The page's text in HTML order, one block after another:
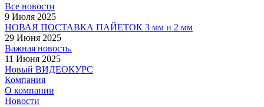
Все новости
9 Июля 2025
НОВАЯ ПОСТАВКА ПАЙЕТОК 3 мм и 2 мм
29 Июня 2025
Важная новость.
11 Июня 2025
Новый ВИДЕОКУРС
Компания
О компании
Новости